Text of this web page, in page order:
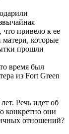
что привело к ее
которые
прошли
время был
из Fort Green
Речь идет об
конкретно они
отношений?